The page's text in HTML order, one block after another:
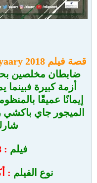
قصة فيلم Aiyaary 2018 :
ضابطان مخلصين
أزمة كبيرة فبينما
إيمانًا عميقًا
الميجور جاي
فيلم : Aiyaary 2018
نوع الفيلم :